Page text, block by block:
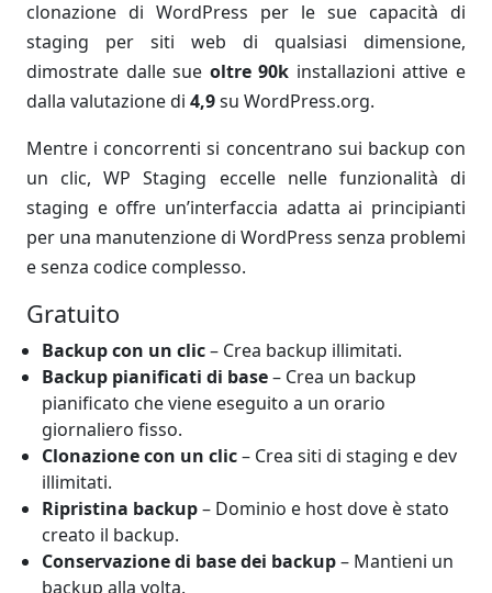
clonazione di WordPress per le sue capacità di
staging per siti web di qualsiasi dimensione,
dimostrate dalle sue oltre 90k installazioni attive e
dalla valutazione di 4,9su WordPress.org.
Mentre i concorrenti si concentrano sui backup con
un clic, WP Staging eccelle nelle funzionalità di
staging e offre un’interfaccia adatta ai principianti
per una manutenzione di WordPress senza problemi
e senza codice complesso.
Gratuito
Backup con un clic– Crea backup illimitati.
Backup pianificati di base– Crea un backup
pianificato che viene eseguito a un orario
giornaliero fisso.
Clonazione con un clic– Crea siti di staging e dev
illimitati.
Ripristina backup– Dominio e host dove è stato
creato il backup.
Conservazione di base dei backup– Mantieni un
backup alla volta.